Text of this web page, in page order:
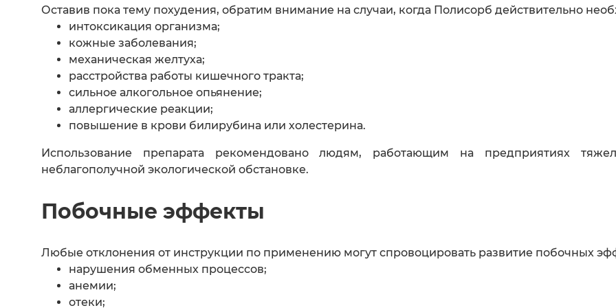
Оставив пока тему похудения, обратим внимание на случаи, когда Полисорб действительно
интоксикация организма;
кожные заболевания;
механическая желтуха;
расстройства работы кишечного тракта;
сильное алкогольное опьянение;
аллергические реакции;
повышение в крови билирубина или холестерина.
Использование препарата рекомендовано людям, работающим на предприятиях
неблагополучной экологической обстановке.
Побочные эффекты
Любые отклонения от инструкции по применению могут спровоцировать развитие побочных
нарушения обменных процессов;
анемии;
отеки;